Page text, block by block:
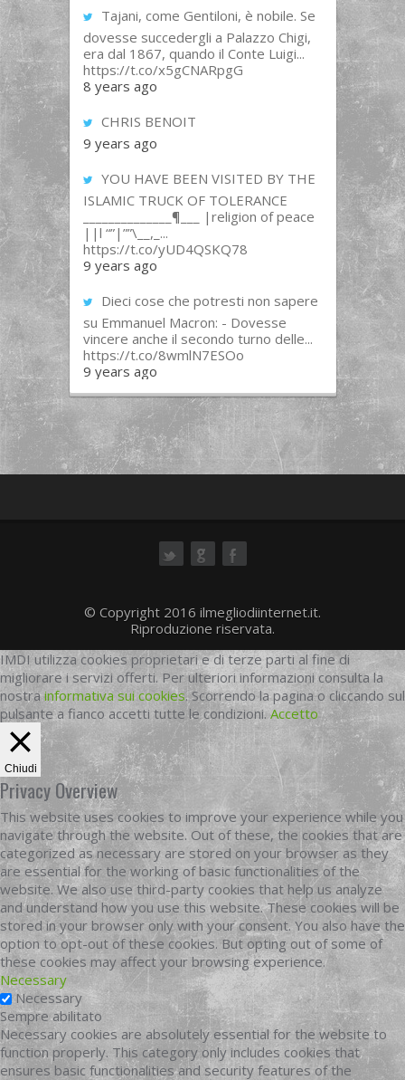
Tajani, come Gentiloni, è nobile. Se
dovesse succedergli a Palazzo Chigi,
era dal 1867, quando il Conte Luigi...
https://t.co/x5gCNARpgG
8 years ago
CHRIS BENOIT
9 years ago
YOU HAVE BEEN VISITED BY THE
ISLAMIC TRUCK OF TOLERANCE
______________¶___ |religion of peace
||l “”|””\__,_...
https://t.co/yUD4QSKQ78
9 years ago
Dieci cose che potresti non sapere
su Emmanuel Macron: - Dovesse
vincere anche il secondo turno delle...
https://t.co/8wmlN7ESOo
9 years ago
© Copyright 2016 ilmegliodiinternet.it.
Riproduzione riservata.
IMDI utilizza cookies proprietari e di terze parti al fine di
migliorare i servizi offerti. Per ulteriori informazioni consulta la
nostrainformativa sui cookies. Scorrendo la pagina o cliccando sul
pulsante a fianco accetti tutte le condizioni.Accetto
Chiudi
Privacy Overview
This website uses cookies to improve your experience while you
navigate through the website. Out of these, the cookies that are
categorized as necessary are stored on your browser as they
are essential for the working of basic functionalities of the
website. We also use third-party cookies that help us analyze
and understand how you use this website. These cookies will be
stored in your browser only with your consent. You also have the
option to opt-out of these cookies. But opting out of some of
these cookies may affect your browsing experience.
Necessary
Necessary
Sempre abilitato
Necessary cookies are absolutely essential for the website to
function properly. This category only includes cookies that
ensures basic functionalities and security features of the